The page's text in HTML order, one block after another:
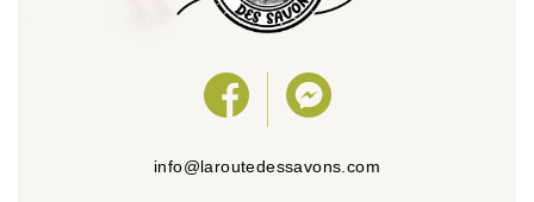
info@laroutedessavons.com